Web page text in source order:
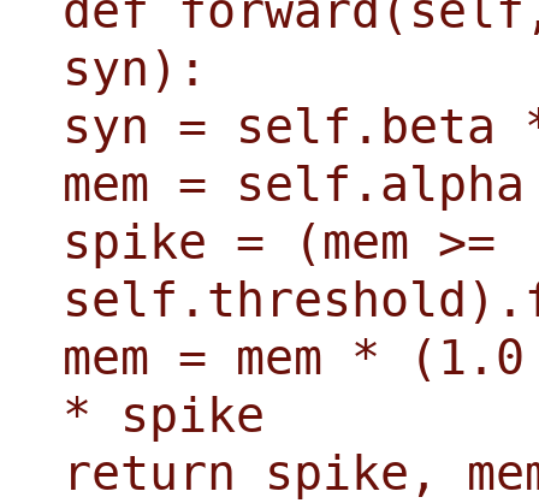
syn):
syn = self.beta
mem =
spike = (mem >=
mem = mem *
* spike
return spike,